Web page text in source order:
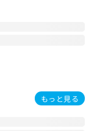
もっと見る